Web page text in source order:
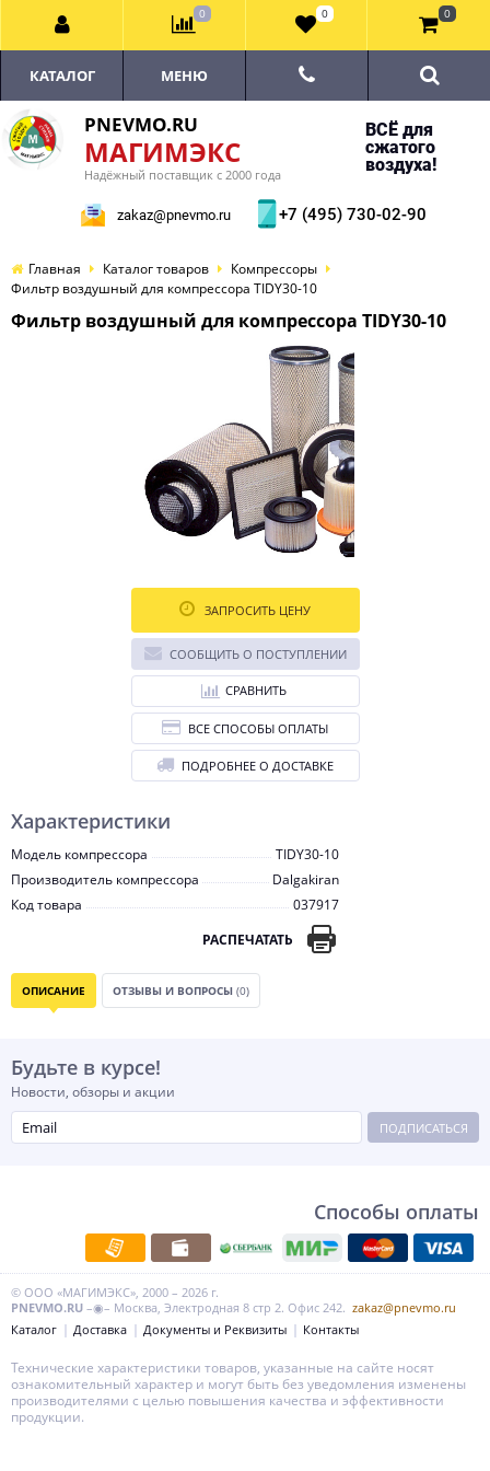
PNEVMO.RU
МАГИМЭКС
Надёжный поставщик с 2000 года
ВСЁ для
сжатого
воздуха!
zakaz@pnevmo.ru +7 (495) 730-02-90
КАТАЛОГ МЕНЮ
Главная Каталог товаров
Компрессоры
Фильтр воздушный для компрессора TIDY30-10
Фильтр воздушный для компрессора TIDY30-10
Характеристики
Модель компрессора
TIDY30-10
Производитель компрессора
Dalgakiran
Код товара
037917
РАСПЕЧАТАТЬ
ЗАПРОСИТЬ ЦЕНУ
СООБЩИТЬ О ПОСТУПЛЕНИИ
СРАВНИТЬ
ВСЕ СПОСОБЫ ОПЛАТЫ
ПОДРОБНЕЕ О ДОСТАВКЕ
ОПИСАНИЕ ОТЗЫВЫ И ВОПРОСЫ (0)
Будьте в курсе!
Новости, обзоры и акции
ПОДПИСАТЬСЯ
Способы оплаты
© ООО «МАГИМЭКС», 2000 – 2026 г.
PNEVMO.RU –◉– Москва, Электродная 8 стр 2. Офис 242. zakaz@pnevmo.ru
Каталог
Доставка Документы и Реквизиты Контакты
0 0 0
Технические характеристики товаров, указанные на сайте носят
ознакомительный характер и могут быть без уведомления изменены
производителями с целью повышения качества и эффективности
продукции.